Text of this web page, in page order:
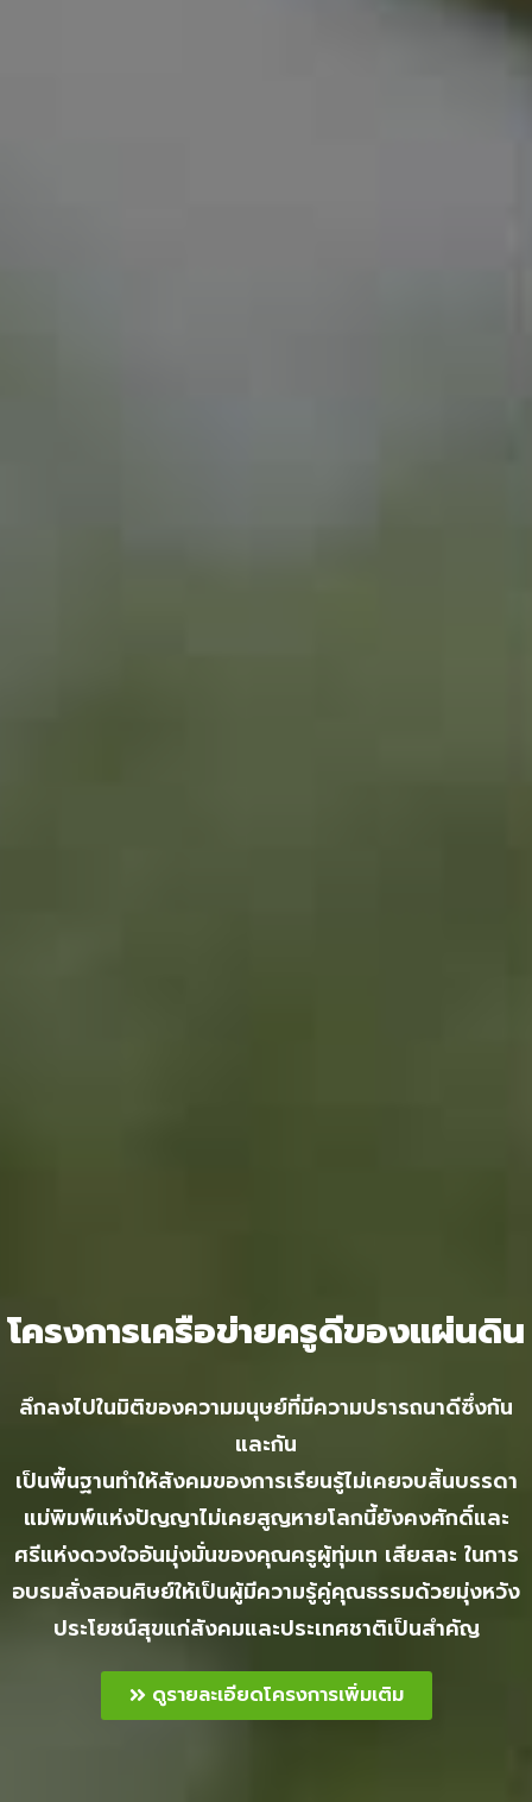
โครงการเครือข่ายครูดีของแผ่นดิน
ลึกลงไปในมิติของความมนุษย์ที่มีความปรารถนาดีซึ่งกัน
และกัน
เป็นพื้นฐานทำให้สังคมของการเรียนรู้ไม่เคยจบสิ้นบรรดา
แม่พิมพ์แห่งปัญญาไม่เคยสูญหายโลกนี้ยังคงศักดิ์และ
ศรีแห่งดวงใจอันมุ่งมั่นของคุณครูผู้ทุ่มเท เสียสละ ในการ
อบรมสั่งสอนศิษย์ให้เป็นผู้มีความรู้คู่คุณธรรมด้วยมุ่งหวัง
ประโยชน์สุขแก่สังคมและประเทศชาติเป็นสำคัญ
ดูรายละเอียดโครงการเพิ่มเติม